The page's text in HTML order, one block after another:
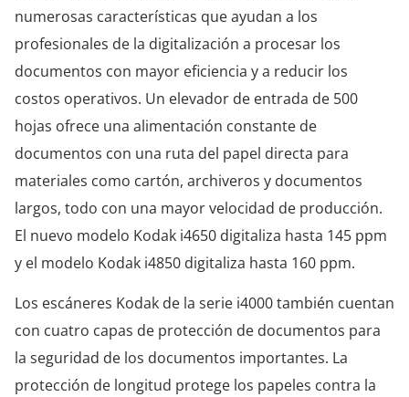
numerosas características que ayudan a los
profesionales de la digitalización a procesar los
documentos con mayor eficiencia y a reducir los
costos operativos. Un elevador de entrada de 500
hojas ofrece una alimentación constante de
documentos con una ruta del papel directa para
materiales como cartón, archiveros y documentos
largos, todo con una mayor velocidad de producción.
El nuevo modelo Kodak i4650 digitaliza hasta 145 ppm
y el modelo Kodak i4850 digitaliza hasta 160 ppm.
Los escáneres Kodak de la serie i4000 también cuentan
con cuatro capas de protección de documentos para
la seguridad de los documentos importantes. La
protección de longitud protege los papeles contra la